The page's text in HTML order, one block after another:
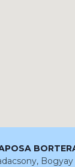
Bogyay